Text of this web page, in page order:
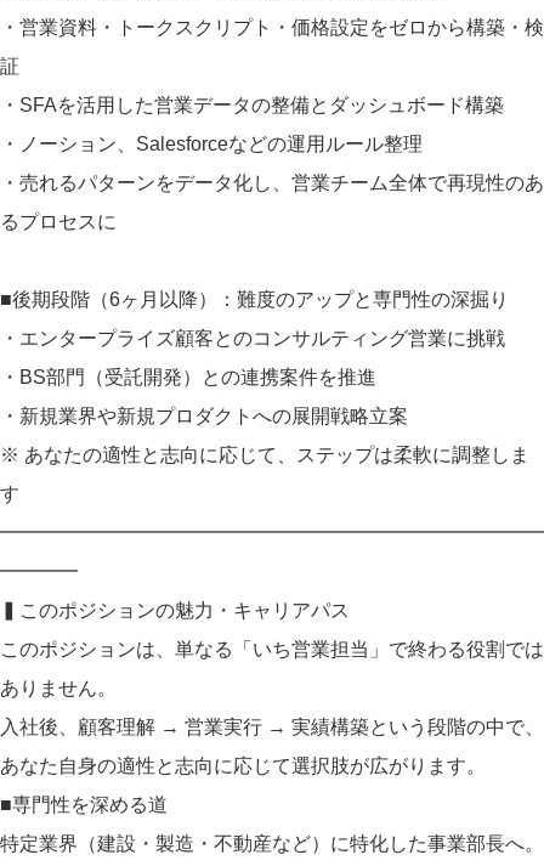
・営業資料・トークスクリプト・価格設定をゼロから構築・検
証
・SFAを活用した営業データの整備とダッシュボード構築
・ノーション、Salesforceなどの運用ルール整理
・売れるパターンをデータ化し、営業チーム全体で再現性のあ
るプロセスに
■後期段階（6ヶ月以降）：難度のアップと専門性の深掘り
・エンタープライズ顧客とのコンサルティング営業に挑戦
・BS部門（受託開発）との連携案件を推進
・新規業界や新規プロダクトへの展開戦略立案
※ あなたの適性と志向に応じて、ステップは柔軟に調整しま
す
━━━━━━━━━━━━━━━━━━━━━━━━━━━━
━━━━
▍このポジションの魅力・キャリアパス
このポジションは、単なる「いち営業担当」で終わる役割では
ありません。
入社後、顧客理解 → 営業実行 → 実績構築という段階の中で、
あなた自身の適性と志向に応じて選択肢が広がります。
■専門性を深める道
特定業界（建設・製造・不動産など）に特化した事業部長へ。